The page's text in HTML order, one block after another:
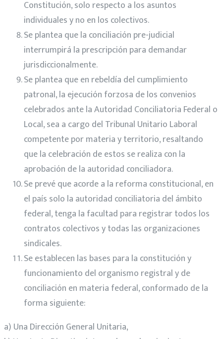
Constitución, solo respecto a los asuntos
individuales y no en los colectivos.
Se plantea que la conciliación pre-judicial
interrumpirá la prescripción para demandar
jurisdiccionalmente.
Se plantea que en rebeldía del cumplimiento
patronal, la ejecución forzosa de los convenios
celebrados ante la Autoridad Conciliatoria Federal o
Local, sea a cargo del Tribunal Unitario Laboral
competente por materia y territorio, resaltando
que la celebración de estos se realiza con la
aprobación de la autoridad conciliadora.
Se prevé que acorde a la reforma constitucional, en
el país solo la autoridad conciliatoria del ámbito
federal, tenga la facultad para registrar todos los
contratos colectivos y todas las organizaciones
sindicales.
Se establecen las bases para la constitución y
funcionamiento del organismo registral y de
conciliación en materia federal, conformado de la
forma siguiente:
a) Una Dirección General Unitaria,